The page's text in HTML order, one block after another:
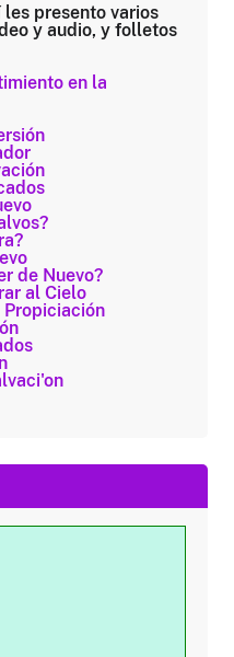
les presento varios
y audio, y folletos
en la
de Nuevo?
al Cielo
Propiciación